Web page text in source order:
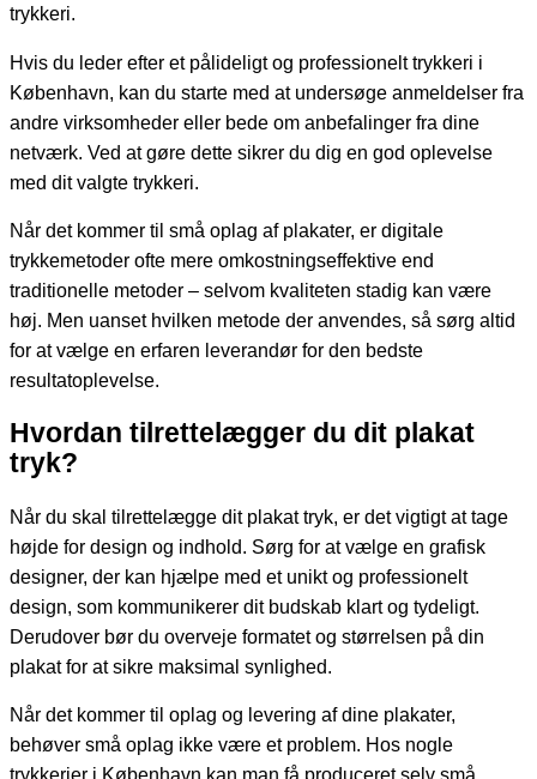
trykkeri.
Hvis du leder efter et pålideligt og professionelt trykkeri i
København, kan du starte med at undersøge anmeldelser fra
andre virksomheder eller bede om anbefalinger fra dine
netværk. Ved at gøre dette sikrer du dig en god oplevelse
med dit valgte trykkeri.
Når det kommer til små oplag af plakater, er digitale
trykkemetoder ofte mere omkostningseffektive end
traditionelle metoder – selvom kvaliteten stadig kan være
høj. Men uanset hvilken metode der anvendes, så sørg altid
for at vælge en erfaren leverandør for den bedste
resultatoplevelse.
Hvordan tilrettelægger du dit plakat
tryk?
Når du skal tilrettelægge dit plakat tryk, er det vigtigt at tage
højde for design og indhold. Sørg for at vælge en grafisk
designer, der kan hjælpe med et unikt og professionelt
design, som kommunikerer dit budskab klart og tydeligt.
Derudover bør du overveje formatet og størrelsen på din
plakat for at sikre maksimal synlighed.
Når det kommer til oplag og levering af dine plakater,
behøver små oplag ikke være et problem. Hos nogle